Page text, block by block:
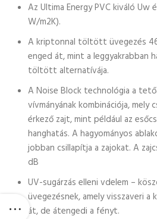
Az Ultima Energy PVC kiváló Uw
W/m2K).
A kriptonnal töltött üvegezés
enged át, mint a leggyakrabban
töltött alternatívája.
A Noise Block technológia a
vívmányának kombinációja, mely
érkező zajt, mint például az
hanghatás. A hagyományos
jobban csillapítja a zajokat. A
dB
UV-sugárzás elleni vdelem –
üvegezésnek, amely visszaveri a
át, de átengedi a fényt.